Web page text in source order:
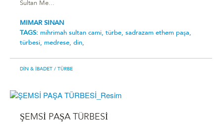
Sultan Me...
MIMAR SINAN
TAGS: mi̇hri̇mah sultan cami̇, türbe, sadrazam ethem paşa,
türbesi, medrese, din,
DIN & İBADET / TÜRBE
ŞEMSİ PAŞA TÜRBESİ